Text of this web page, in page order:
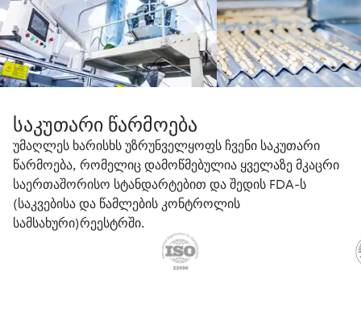
საკუთარი წარმოება
უმაღლეს ხარისხს უზრუნველყოფს ჩვენი საკუთარი
წარმოება, რომელიც დამოწმებულია ყველაზე მკაცრი
საერთაშორისო სტანდარტებით და შედის FDA-ს
(საკვებისა და წამლების კონტროლის
სამსახური)რეესტრში.